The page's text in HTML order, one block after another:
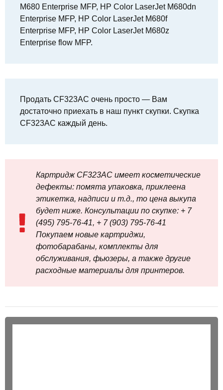
M680 Enterprise MFP, HP Color LaserJet M680dn
Enterprise MFP, HP Color LaserJet M680f
Enterprise MFP, HP Color LaserJet M680z
Enterprise flow MFP.
Продать CF323AC очень просто — Вам
достаточно приехать в наш пункт скупки. Скупка
CF323AC каждый день.
Картридж CF323AC имеет косметические
дефекты: помята упаковка, приклеена
этикетка, надписи и т.д., то цена выкупа
будет ниже. Консультации по скупке: + 7
(495) 795-76-41, + 7 (903) 795-76-41
Покупаем новые картриджи,
фотобарабаны, комплекты для
обслуживания, фьюзеры, а также другие
расходные материалы для принтеров.